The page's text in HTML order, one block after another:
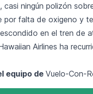
casi ningún polizón
por falta de oxigeno y
en el tren de
Airlines ha
equipo deVuelo-Con-